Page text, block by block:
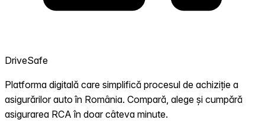
DriveSafe
Platforma digitală care simplifică procesul de achiziție a
asigurărilor auto în România. Compară, alege și cumpără
asigurarea RCA în doar câteva minute.